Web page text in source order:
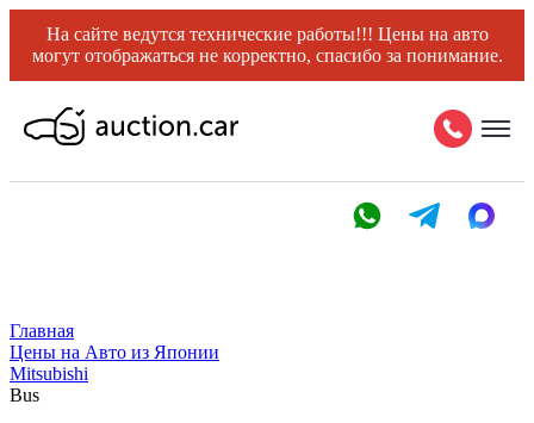
На сайте ведутся технические работы!!! Цены на авто
могут отображаться не корректно, спасибо за понимание.
Главная
Цены на Авто из Японии
Mitsubishi
Bus